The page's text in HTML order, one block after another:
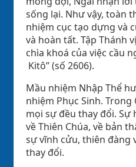
sống lại. Như vậy, toàn
nhiệm cục tạo dựng và
và hoàn tất. Tập Thánh
chìa khoá của việc cầu
Kitô” (số 2606).
Mầu nhiệm Nhập Thể
nhiệm Phục Sinh. Trong
mọi sự đều thay đổi. Sự
về Thiên Chúa, về bản
sự vĩnh cửu, thiên đàng
thay đổi.